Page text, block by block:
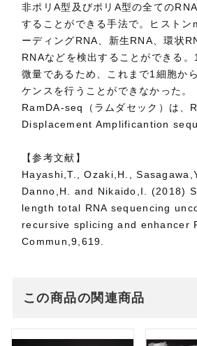
非ポリA型及びポリA型の全ての
することができる手法で。ヒストン
ーディングRNA、新生RNA、環状
RNAなどを検出することができる。
微量であるため、これまで1細胞か
ケンスを行うことができなかった。
RamDA-seq（ラムダセック）は、
Displacement Amplificantion
【参考文献】
Hayashi,T., Ozaki,H.,
Danno,H. and Nikaido,I. (2018)
length total RNA sequencing
recursive splicing and enhancer
Commun,9,619.
この商品の関連商品